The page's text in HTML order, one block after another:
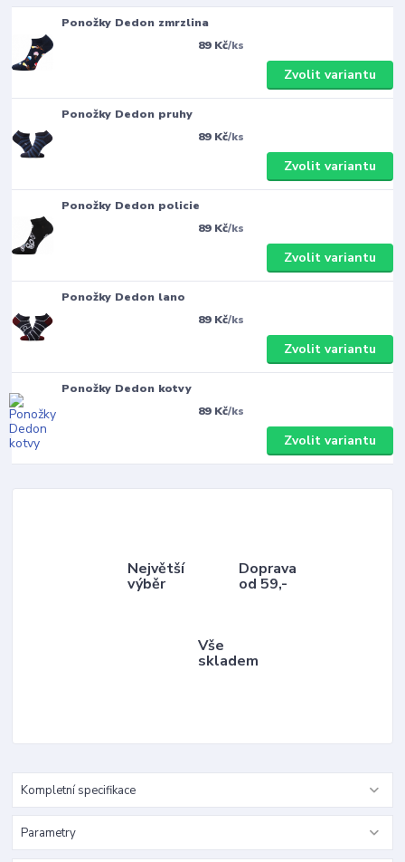
Ponožky Dedon zmrzlina
89 Kč/ks
Zvolit variantu
Ponožky Dedon pruhy
89 Kč/ks
Zvolit variantu
Ponožky Dedon policie
89 Kč/ks
Zvolit variantu
Ponožky Dedon lano
89 Kč/ks
Zvolit variantu
Ponožky Dedon kotvy
89 Kč/ks
Zvolit variantu
Největší
výběr
Doprava
od 59,-
Vše
skladem
Kompletní specifikace
Parametry